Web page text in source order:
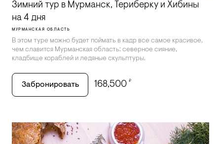
Зимний тур в Мурманск, Териберку и Хибины
на 4 дня
МУРМАНСКАЯ ОБЛАСТЬ
В этом туре можно будет поймать в кадр все самое красивое,
чем славится Мурманская область: северное сияние,
кладбище кораблей и ледяные скульптуры.
Забронировать 168,500 ₽